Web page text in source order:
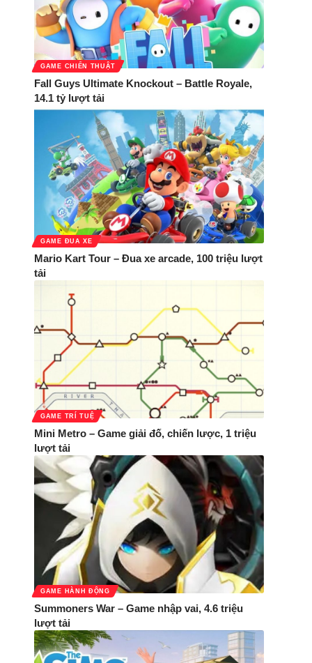
GAME CHIẾN THUẬT
Fall Guys Ultimate Knockout – Battle Royale,
14.1 tỷ lượt tải
GAME ĐUA XE
Mario Kart Tour – Đua xe arcade, 100 triệu lượt
tải
GAME TRÍ TUỆ
Mini Metro – Game giải đố, chiến lược, 1 triệu
lượt tải
GAME HÀNH ĐỘNG
Summoners War – Game nhập vai, 4.6 triệu
lượt tải